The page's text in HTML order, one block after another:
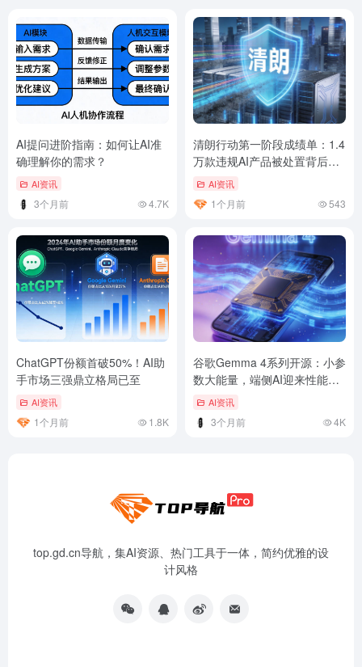
AI提问进阶指南：如何让AI准
确理解你的需求？
AI资讯
3个月前 4.7K
清朗行动第一阶段成绩单：1.4
万款违规AI产品被处置背后的
产业逻辑
AI资讯
1个月前 543
ChatGPT份额首破50%！AI助
手市场三强鼎立格局已至
AI资讯
1个月前 1.8K
谷歌Gemma 4系列开源：小参
数大能量，端侧AI迎来性能怪
兽 AI资讯
3个月前 4K
top.gd.cn导航，集AI资源、热门工具于一体，简约优雅的设
计风格